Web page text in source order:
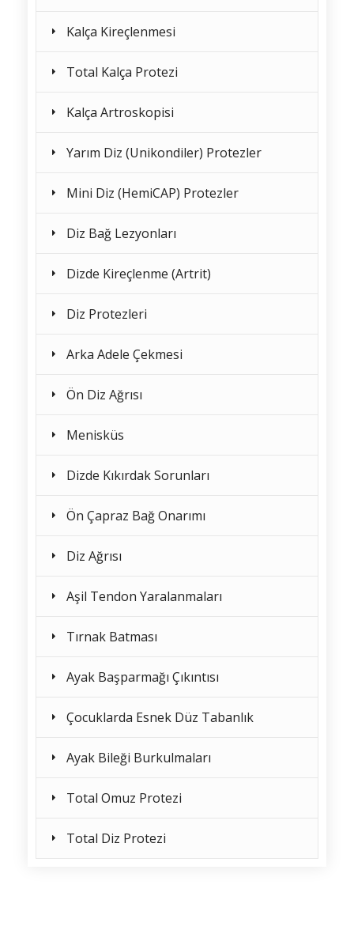
Kalça Kireçlenmesi
Total Kalça Protezi
Kalça Artroskopisi
Yarım Diz (Unikondiler) Protezler
Mini Diz (HemiCAP) Protezler
Diz Bağ Lezyonları
Dizde Kireçlenme (Artrit)
Diz Protezleri
Arka Adele Çekmesi
Ön Diz Ağrısı
Menisküs
Dizde Kıkırdak Sorunları
Ön Çapraz Bağ Onarımı
Diz Ağrısı
Aşil Tendon Yaralanmaları
Tırnak Batması
Ayak Başparmağı Çıkıntısı
Çocuklarda Esnek Düz Tabanlık
Ayak Bileği Burkulmaları
Total Omuz Protezi
Total Diz Protezi